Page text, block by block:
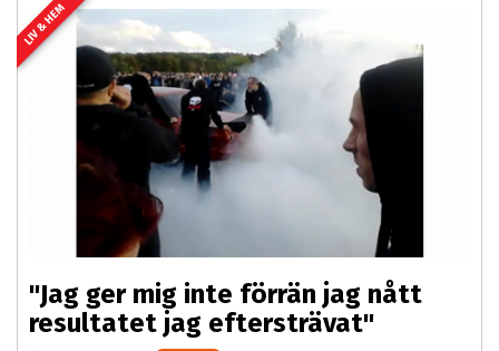
LIV & HEM
"Jag ger mig inte förrän jag nått
resultatet jag eftersträvat"